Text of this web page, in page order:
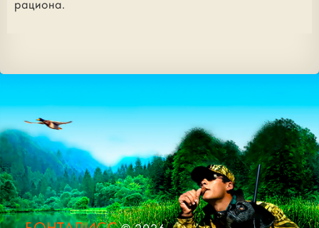
рациона.